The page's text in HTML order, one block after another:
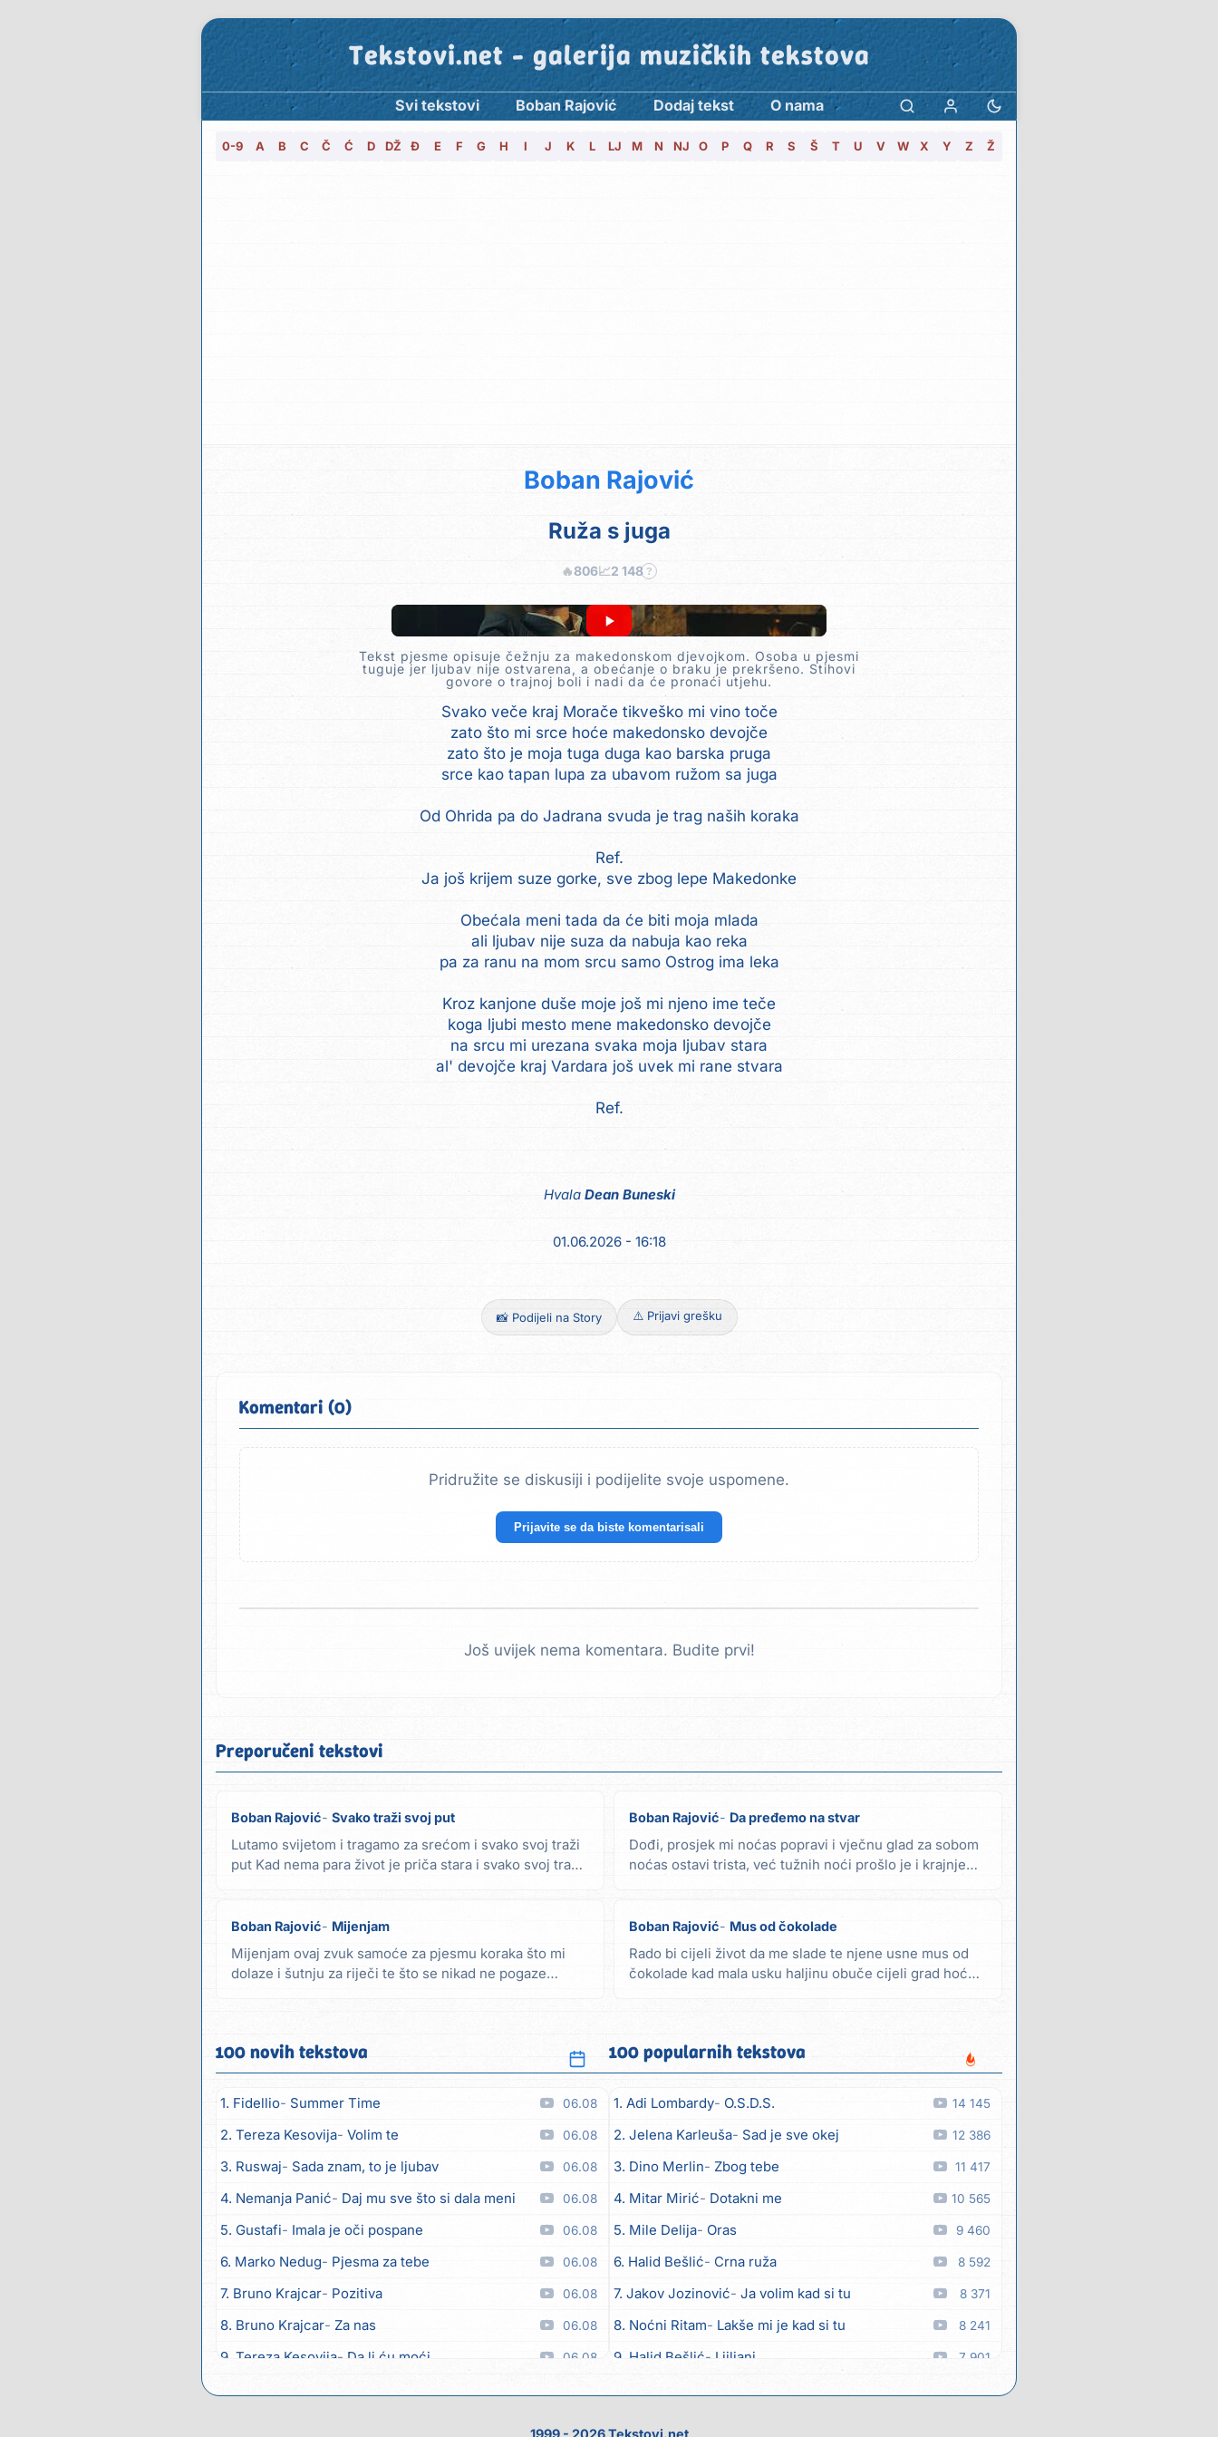
Tekstovi.net - galerija muzičkih tekstova
Svi tekstovi Boban Rajović Dodaj tekst O nama
0-9 A B C Č Ć D DŽ Đ E F G H I J K L LJ M N NJ O P Q R S Š T U V W X Y Z Ž
Boban Rajović
Ruža s juga
🔥806📈2 148 ?
Tekst pjesme opisuje čežnju za makedonskom djevojkom. Osoba u pjesmi
tuguje jer ljubav nije ostvarena, a obećanje o braku je prekršeno. Stihovi
govore o trajnoj boli i nadi da će pronaći utjehu.
Svako veče kraj Morače tikveško mi vino toče
zato što mi srce hoće makedonsko devojče
zato što je moja tuga duga kao barska pruga
srce kao tapan lupa za ubavom ružom sa juga
Od Ohrida pa do Jadrana svuda je trag naših koraka
Ref.
Ja još krijem suze gorke, sve zbog lepe Makedonke
Obećala meni tada da će biti moja mlada
ali ljubav nije suza da nabuja kao reka
pa za ranu na mom srcu samo Ostrog ima leka
Kroz kanjone duše moje još mi njeno ime teče
koga ljubi mesto mene makedonsko devojče
na srcu mi urezana svaka moja ljubav stara
al' devojče kraj Vardara još uvek mi rane stvara
Ref.
Hvala Dean Buneski
01.06.2026 - 16:18
📸 Podijeli na Story ⚠️ Prijavi grešku
Komentari (0)
Pridružite se diskusiji i podijelite svoje uspomene.
Prijavite se da biste komentarisali
Još uvijek nema komentara. Budite prvi!
Preporučeni tekstovi
Boban Rajović Svako traži svoj put
Lutamo svijetom i tragamo za srećom i svako svoj traži
put Kad nema para život je priča stara i svako svoj traži
Boban Rajović Da pređemo na stvar
Dođi, prosjek mi noćas popravi i vječnu glad za sobom
noćas ostavi trista, već tužnih noći prošlo je i krajnje
Boban Rajović Mijenjam
Mijenjam ovaj zvuk samoće za pjesmu koraka što mi
dolaze i šutnju za riječi te što se nikad ne pogaze
Boban Rajović Mus od čokolade
Rado bi cijeli život da me slade te njene usne mus od
čokolade kad mala usku haljinu obuče cijeli grad hoće
100 novih tekstova
1. Fidellio Summer Time 06.08
2. Tereza Kesovija Volim te 06.08
3. Ruswaj Sada znam, to je ljubav 06.08
4. Nemanja Panić Daj mu sve što si dala meni 06.08
5. Gustafi Imala je oči pospane 06.08
6. Marko Nedug Pjesma za tebe 06.08
7. Bruno Krajcar Pozitiva 06.08
8. Bruno Krajcar Za nas 06.08
9. Tereza Kesovija Da li ću moći 06.08
100 popularnih tekstova
1. Adi Lombardy O.S.D.S. 14 145
2. Jelena Karleuša Sad je sve okej 12 386
3. Dino Merlin Zbog tebe 11 417
4. Mitar Mirić Dotakni me 10 565
5. Mile Delija Oras 9 460
6. Halid Bešlić Crna ruža 8 592
7. Jakov Jozinović Ja volim kad si tu 8 371
8. Noćni Ritam Lakše mi je kad si tu 8 241
9. Halid Bešlić Ljiljani 7 901
1999 - 2026 Tekstovi.net